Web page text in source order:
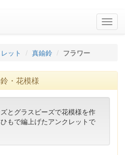
ット 真鍮鈴 フラワー
・花模様
とグラスビーズで花模様を作
もで編上げたアンクレットで